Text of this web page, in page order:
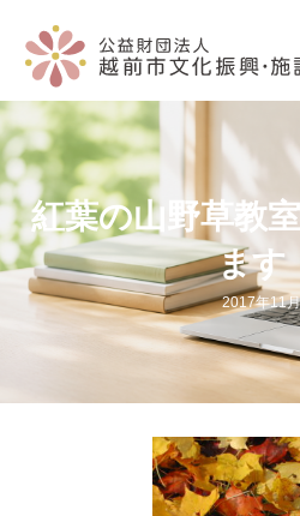
へ
ス
キ
ッ
プ
ョ
ン
に
移
動
紅葉の山野草教
ます
2017年11